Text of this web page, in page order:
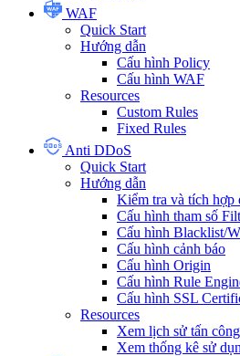
WAF
Quick Start
Hướng dẫn
Cấu hình Policy
Cấu hình WAF
Resources
Custom Rules
Fixed Rules
Anti DDoS
Quick Start
Hướng dẫn
Kiểm tra và tích hợp
Cấu hình tham số
Cấu hình Blacklist/
Cấu hình cảnh báo
Cấu hình Origin
Cấu hình Rule
Cấu hình SSL
Resources
Xem lịch sử tấn công
Xem thống kê sử